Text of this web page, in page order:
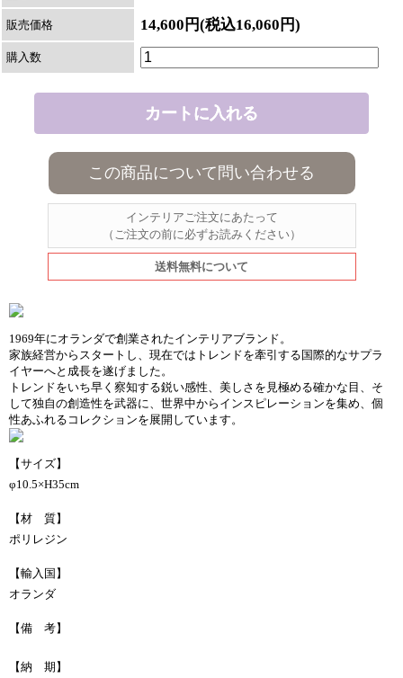
販売価格 14,600円(税込16,060円)
購入数
この商品について問い合わせる
インテリアご注文にあたって
（ご注文の前に必ずお読みください）
送料無料について
1969年にオランダで創業されたインテリアブランド。
家族経営からスタートし、現在ではトレンドを牽引する国際的なサプラ
イヤーへと成長を遂げました。
トレンドをいち早く察知する鋭い感性、美しさを見極める確かな目、そ
して独自の創造性を武器に、世界中からインスピレーションを集め、個
性あふれるコレクションを展開しています。
【サイズ】
φ10.5×H35cm
【材 質】
ポリレジン
【輸入国】
オランダ
【備 考】
【納 期】